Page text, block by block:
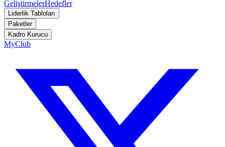
GeliştirmelerHedefler
Liderlik Tabloları
Paketler
Kadro Kurucu
MyClub